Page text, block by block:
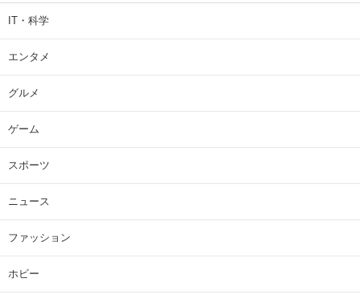
IT・科学
エンタメ
グルメ
ゲーム
スポーツ
ニュース
ファッション
ホビー